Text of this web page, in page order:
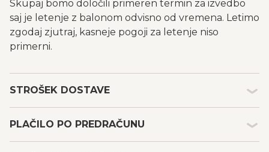
Skupaj bomo določili primeren termin za izvedbo
saj je letenje z balonom odvisno od vremena. Letimo
zgodaj zjutraj, kasneje pogoji za letenje niso
primerni.
STROŠEK DOSTAVE
Kakšen je strošek dostave in embalaže darilnih
bonov?
Strošek dostave in embalaže s tipom plačila po
PLAČILO PO PREDRAČUNU